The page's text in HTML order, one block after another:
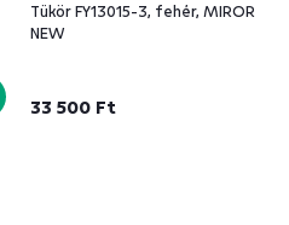
Tükör FY13015-3, fehér, MIROR
NEW
33 500 Ft